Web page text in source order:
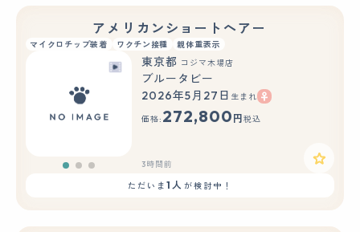
アメリカンショートヘアー
マイクロチップ装着 ワクチン接種 親体重表示
もっと見る
東京都 コジマ木場店
ブルータビー
2026年5月27日 生まれ
価格: 272,800 円 税込
3時間前
ただいま1人 が検討中！